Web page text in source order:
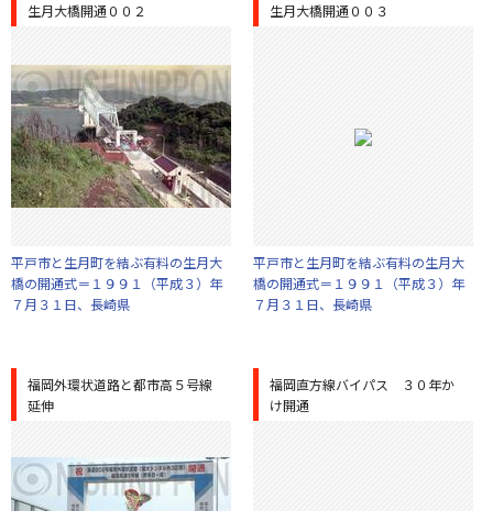
生月大橋開通００２
平戸市と生月町を結ぶ有料の生月大
橋の開通式＝１９９１（平成３）年
７月３１日、長崎県
生月大橋開通００３
平戸市と生月町を結ぶ有料の生月大
橋の開通式＝１９９１（平成３）年
７月３１日、長崎県
福岡外環状道路と都市高５号線
延伸
福岡直方線バイパス ３０年か
け開通